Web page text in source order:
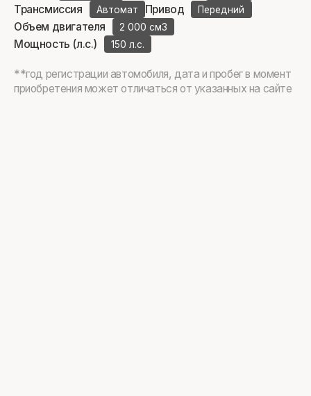
Трансмиссия Автомат Привод Передний
Объем двигателя 2 000 см3
Мощность (л.с.) 150 л.с.
**год регистрации автомобиля, дата и пробег в момент
приобретения может отличаться от указанных на сайте